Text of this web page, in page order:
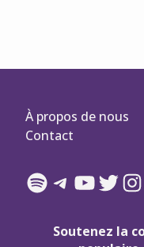
À propos de nous
Contact
Spotify
Telegram
Soutenez la